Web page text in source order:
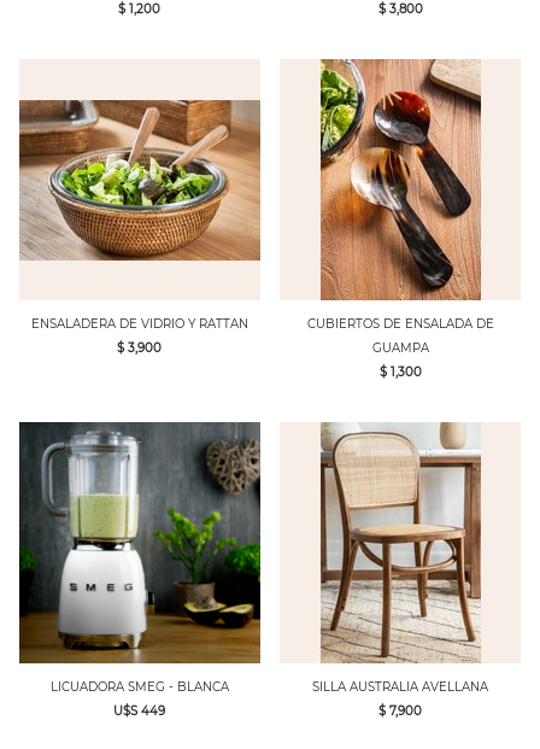
$ 1,200
$ 3,800
ENSALADERA DE VIDRIO Y RATTAN
$ 3,900
CUBIERTOS DE ENSALADA DE
GUAMPA
$ 1,300
LICUADORA SMEG - BLANCA
U$S 449
SILLA AUSTRALIA AVELLANA
$ 7,900